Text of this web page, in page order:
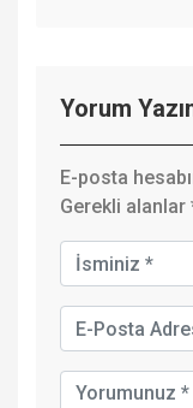
Yorum
E-posta
Gerekli alanlar